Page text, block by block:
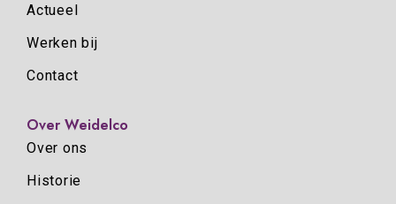
Actueel
Werken bij
Contact
Over Weidelco
Over ons
Historie